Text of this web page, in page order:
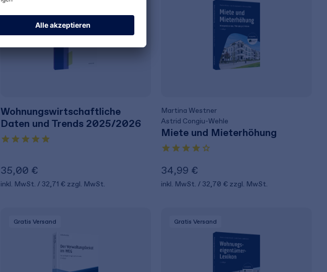
Wohnungswirtschaftliche
Daten und Trends 2025/2026
35,00 €
inkl. MwSt. 32,71 € zzgl. MwSt.
Martina Westner
Astrid Congiu-Wehle
Miete und Mieterhöhung
34,99 €
inkl. MwSt. 32,70 € zzgl. MwSt.
Gratis Versand Gratis Versand